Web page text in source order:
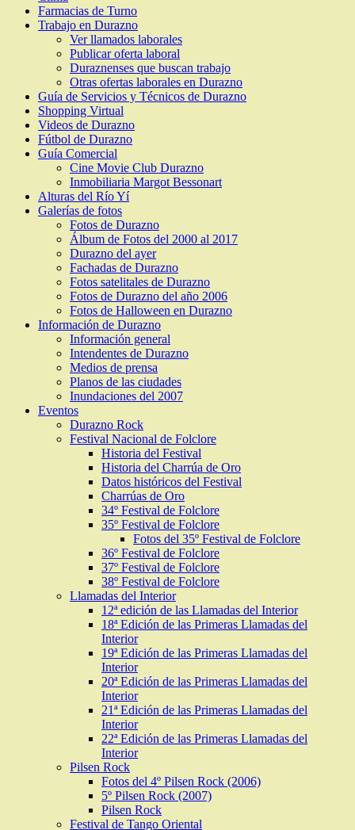
Farmacias de Turno
Trabajo en Durazno
Ver llamados laborales
Publicar oferta laboral
Duraznenses que buscan trabajo
Otras ofertas laborales en Durazno
Guía de Servicios y Técnicos de Durazno
Shopping Virtual
Videos de Durazno
Fútbol de Durazno
Guía Comercial
Cine Movie Club Durazno
Inmobiliaria Margot Bessonart
Alturas del Río Yí
Galerías de fotos
Fotos de Durazno
Álbum de Fotos del 2000 al 2017
Durazno del ayer
Fachadas de Durazno
Fotos satelitales de Durazno
Fotos de Durazno del año 2006
Fotos de Halloween en Durazno
Información de Durazno
Información general
Intendentes de Durazno
Medios de prensa
Planos de las ciudades
Inundaciones del 2007
Eventos
Durazno Rock
Festival Nacional de Folclore
Historia del Festival
Historia del Charrúa de Oro
Datos históricos del Festival
Charrúas de Oro
34º Festival de Folclore
35º Festival de Folclore
Fotos del 35º Festival de Folclore
36º Festival de Folclore
37º Festival de Folclore
38º Festival de Folclore
Llamadas del Interior
12ª edición de las Llamadas del Interior
18ª Edición de las Primeras Llamadas del
Interior
19ª Edición de las Primeras Llamadas del
Interior
20ª Edición de las Primeras Llamadas del
Interior
21ª Edición de las Primeras Llamadas del
Interior
22ª Edición de las Primeras Llamadas del
Interior
Pilsen Rock
Fotos del 4º Pilsen Rock (2006)
5º Pilsen Rock (2007)
Pilsen Rock
Festival de Tango Oriental